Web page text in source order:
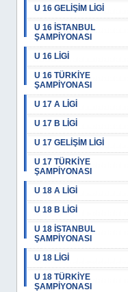
U 16 GELİŞİM LİGİ
U 16 İSTANBUL
ŞAMPİYONASI
U 16 LİGİ
U 16 TÜRKİYE
ŞAMPİYONASI
U 17 A LİGİ
U 17 B LİGİ
U 17 GELİŞİM LİGİ
U 17 TÜRKİYE
ŞAMPİYONASI
U 18 A LİGİ
U 18 B LİGİ
U 18 İSTANBUL
ŞAMPİYONASI
U 18 LİGİ
U 18 TÜRKİYE
ŞAMPİYONASI